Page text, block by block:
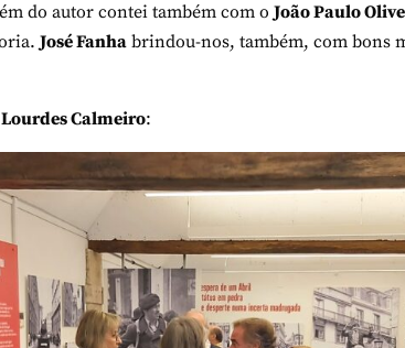
do autor contei também com oJoão Paulo
José Fanha brindou-nos, também, com bons
Lourdes Calmeiro: